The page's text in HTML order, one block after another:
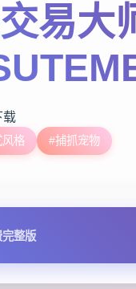
易大
载
风格 #捕抓宠物
完整版